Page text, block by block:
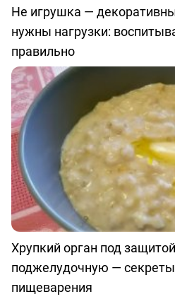
Не игрушка —
нужны нагрузки:
правильно
Хрупкий орган под
поджелудочную —
пищеварения